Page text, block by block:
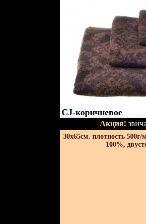
CJ-коричневое
Акция!
30х65см. плотность 500г/
100%,